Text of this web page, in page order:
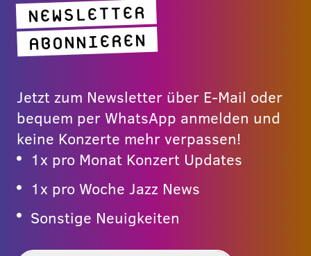
NEWSLETTER
ABONNIEREN
Jetzt zum Newsletter über E-Mail oder
bequem per WhatsApp anmelden und
keine Konzerte mehr verpassen!
1x pro Monat Konzert Updates
1x pro Woche Jazz News
Sonstige Neuigkeiten